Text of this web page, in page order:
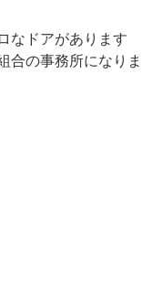
なドアがあります
合の事務所になりま